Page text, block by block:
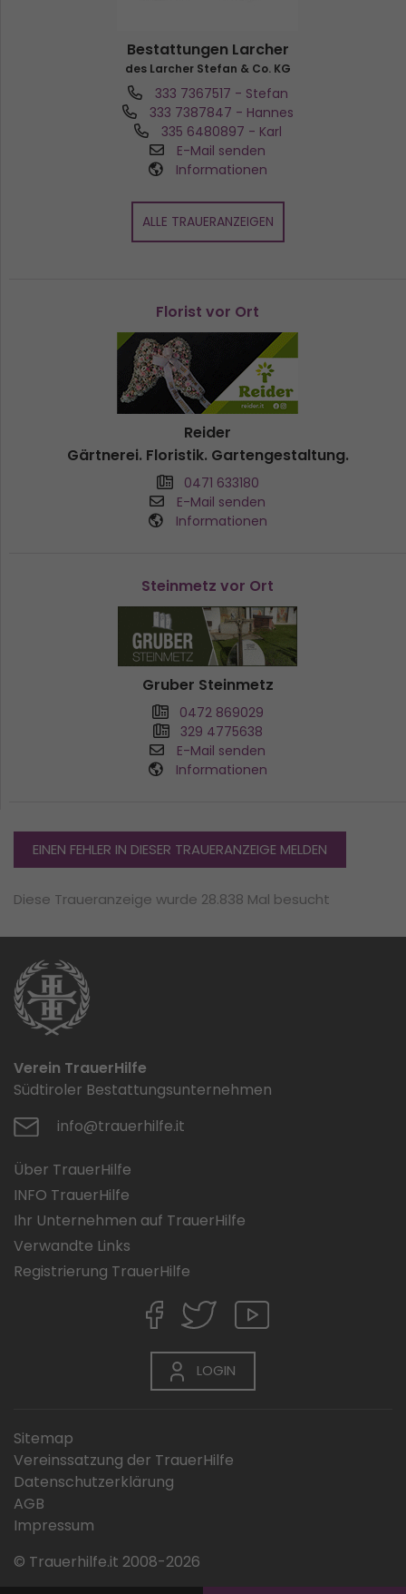
Bestattungen Larcher
des Larcher Stefan & Co. KG
333 7367517 - Stefan
333 7387847 - Hannes
335 6480897 - Karl
E-Mail senden
Informationen
ALLE TRAUERANZEIGEN
Florist vor Ort
Reider
Gärtnerei. Floristik. Gartengestaltung.
0471 633180
E-Mail senden
Informationen
Steinmetz vor Ort
Gruber Steinmetz
0472 869029
329 4775638
E-Mail senden
Informationen
EINEN FEHLER IN DIESER TRAUERANZEIGE MELDEN
Diese Traueranzeige wurde 28.838 Mal besucht
Verein TrauerHilfe
Südtiroler Bestattungsunternehmen
info@trauerhilfe.it
Über TrauerHilfe
INFO TrauerHilfe
Ihr Unternehmen auf TrauerHilfe
Verwandte Links
Registrierung TrauerHilfe
LOGIN
Sitemap
Vereinssatzung der TrauerHilfe
Datenschutzerklärung
AGB
Impressum
© Trauerhilfe.it 2008-2026